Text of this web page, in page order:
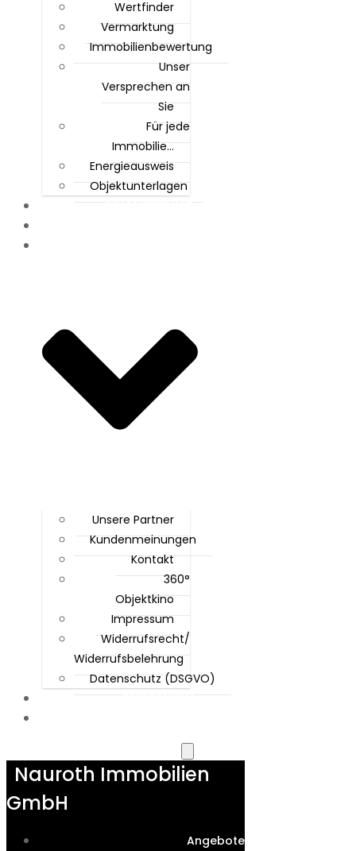
Wertfinder
Vermarktung
Immobilienbewertung
Unser
Versprechen an
Sie
Für jede
Immobilie…
Energieausweis
Objektunterlagen
FINANZIERUNG
Unsere Partner
Kundenmeinungen
Kontakt
360°
Objektkino
Impressum
Widerrufsrecht/
Widerrufsbelehrung
Datenschutz (DSGVO)
REFERENZEN
Nauroth Immobilien
GmbH
Angebote